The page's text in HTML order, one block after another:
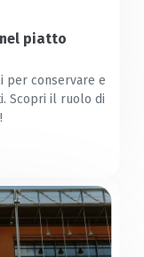
piatto
per conservare e
Scopri il ruolo di